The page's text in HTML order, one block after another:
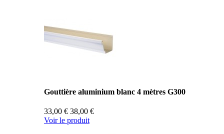
Gouttière aluminium blanc 4 mètres G300
33,00 € 38,00 €
Voir le produit